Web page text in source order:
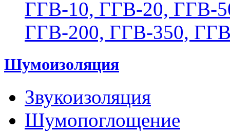
ГГВ-10, ГГВ-20, ГГВ-
ГГВ-200, ГГВ-350,
Шумоизоляция
Звукоизоляция
Шумопоглощение